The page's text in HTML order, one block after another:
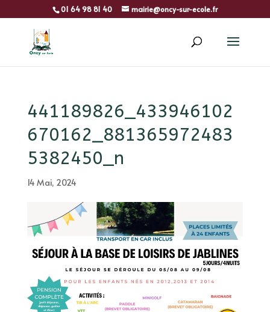
01 64 98 81 40 mairie@oncy-sur-ecole.fr
441189826_433946102
670162_881365972483
5382450_n
14 Mai, 2024